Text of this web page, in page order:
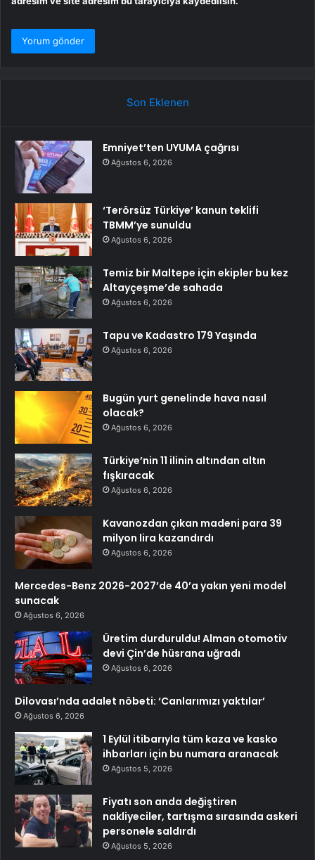
Son Eklenen
Emniyet’ten UYUMA çağrısı
Ağustos 6, 2026
‘Terörsüz Türkiye’ kanun teklifi
TBMM’ye sunuldu
Ağustos 6, 2026
Temiz bir Maltepe için ekipler bu kez
Altayçeşme’de sahada
Ağustos 6, 2026
Tapu ve Kadastro 179 Yaşında
Ağustos 6, 2026
Bugün yurt genelinde hava nasıl
olacak?
Ağustos 6, 2026
Türkiye’nin 11 ilinin altından altın
fışkıracak
Ağustos 6, 2026
Kavanozdan çıkan madeni para 39
milyon lira kazandırdı
Ağustos 6, 2026
Mercedes-Benz 2026-2027’de 40’a yakın yeni model
sunacak
Ağustos 6, 2026
Üretim durduruldu! Alman otomotiv
devi Çin’de hüsrana uğradı
Ağustos 6, 2026
Dilovası’nda adalet nöbeti: ‘Canlarımızı yaktılar’
Ağustos 6, 2026
1 Eylül itibarıyla tüm kaza ve kasko
ihbarları için bu numara aranacak
Ağustos 5, 2026
Fiyatı son anda değiştiren
nakliyeciler, tartışma sırasında askeri
personele saldırdı
Ağustos 5, 2026